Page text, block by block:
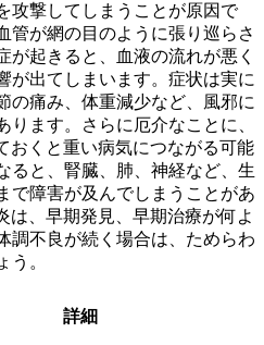
攻撃してしまうことが原因で
管が網の目のように張り巡らさ
が起きると、血液の流れが悪く
が出てしまいます。症状は実に
の痛み、体重減少など、風邪に
ります。さらに厄介なことに、
おくと重い病気につながる可能
と、腎臓、肺、神経など、 生
で障害が及んでしまうことがあ
は、早期発見、早期治療が何よ
調不良が続く場合は、ためらわ
う。
詳細